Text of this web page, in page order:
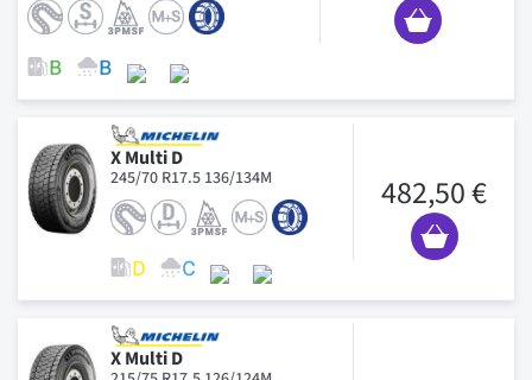
X Multi D
245/70 R17.5 136/134M 482,50 €
X Multi D